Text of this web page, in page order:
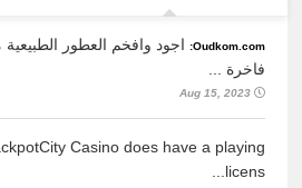
Oudkom.com:
اجود وافخم العطور
فاخرة ...
Aug 15, 2023
Casino does have a playing
licens...